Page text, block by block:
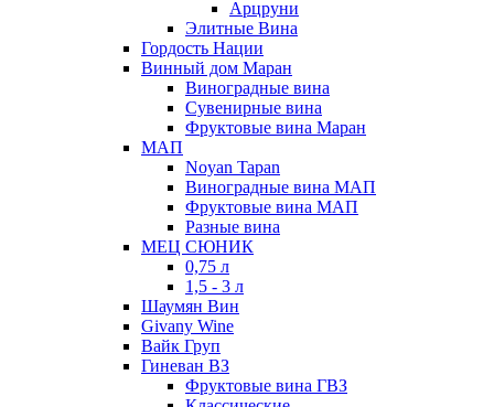
Арцруни
Элитные Вина
Гордость Нации
Винный дом Маран
Виноградные вина
Сувенирные вина
Фруктовые вина Маран
МАП
Noyan Tapan
Виноградные вина МАП
Фруктовые вина МАП
Разные вина
МЕЦ СЮНИК
0,75 л
1,5 - 3 л
Шаумян Вин
Givany Wine
Вайк Груп
Гиневан ВЗ
Фруктовые вина ГВЗ